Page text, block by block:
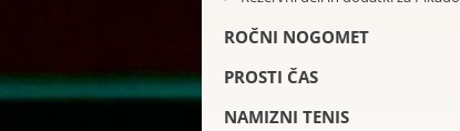
ROČNI NOGOMET
PROSTI ČAS
NAMIZNI TENIS